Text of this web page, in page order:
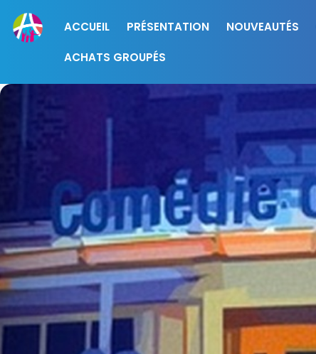
ACCUEIL PRÉSENTATION NOUVEAUTÉS
ACHATS GROUPÉS